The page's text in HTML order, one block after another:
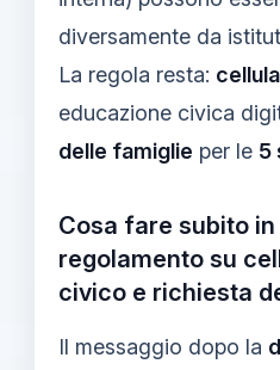
diversamente da
La regola resta:
educazione civica
delle famiglie per le 5
Cosa fare subito
regolamento su
civico e richiesta
Il messaggio dopo la